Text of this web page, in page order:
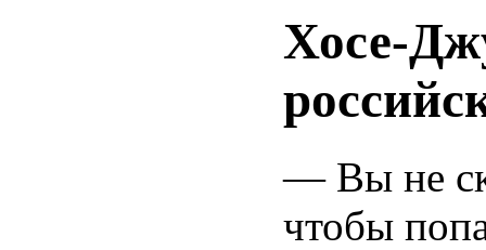
Хосе-
— Вы не
чтобы